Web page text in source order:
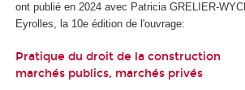
ont publié en 2024 avec Patricia GRELIER-
Eyrolles, la 10e édition de l'ouvrage:
Pratique du droit de la construction
marchés publics, marchés privés